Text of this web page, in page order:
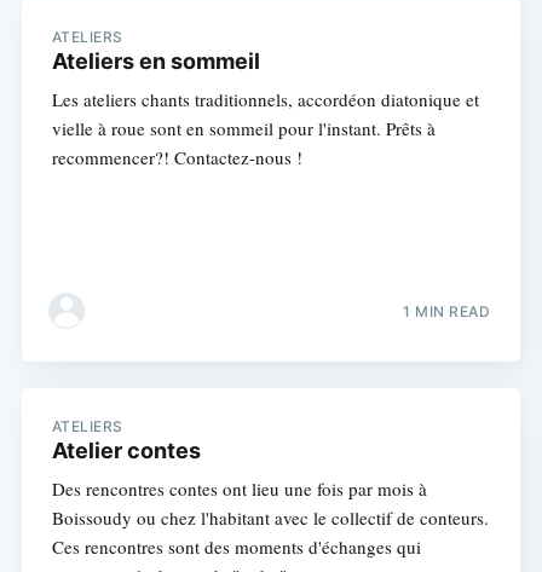
ATELIERS
Ateliers en sommeil
Les ateliers chants traditionnels, accordéon diatonique et
vielle à roue sont en sommeil pour l'instant. Prêts à
recommencer?! Contactez-nous !
1 MIN READ
ATELIERS
Atelier contes
Des rencontres contes ont lieu une fois par mois à
Boissoudy ou chez l'habitant avec le collectif de conteurs.
Ces rencontres sont des moments d'échanges qui